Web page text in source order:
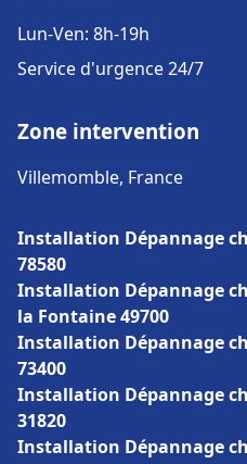
Lun-Ven: 8h-19h
Service d'urgence 24/7
Zone intervention
Villemomble, France
Installation Dépannage
78580
Installation Dépannage
la Fontaine 49700
Installation Dépannage
73400
Installation Dépannage
31820
Installation Dépannage